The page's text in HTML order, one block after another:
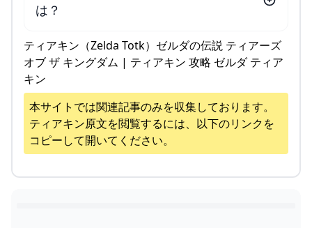
は？
ティアキン（Zelda Totk）ゼルダの伝説 ティアーズ
オブ ザ キングダム | ティアキン 攻略 ゼルダ ティア
キン
本サイトでは関連記事のみを収集しております。
ティアキン原文を閲覧するには、以下のリンクを
コピーして開いてください。